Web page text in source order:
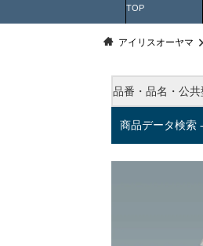
TOP
アイリスオーヤマ
品番・品名・公
商品データ検索